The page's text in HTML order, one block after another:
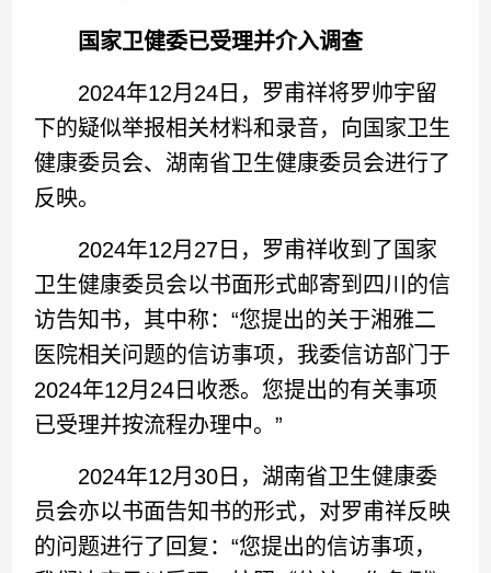
国家卫健委已受理并介入调查
2024年12月24日，罗甫祥将罗帅宇留
下的疑似举报相关材料和录音，向国家卫生
健康委员会、湖南省卫生健康委员会进行了
反映。
2024年12月27日，罗甫祥收到了国家
卫生健康委员会以书面形式邮寄到四川的信
访告知书，其中称：“您提出的关于湘雅二
医院相关问题的信访事项，我委信访部门于
2024年12月24日收悉。您提出的有关事项
已受理并按流程办理中。”
2024年12月30日，湖南省卫生健康委
员会亦以书面告知书的形式，对罗甫祥反映
的问题进行了回复：“您提出的信访事项，